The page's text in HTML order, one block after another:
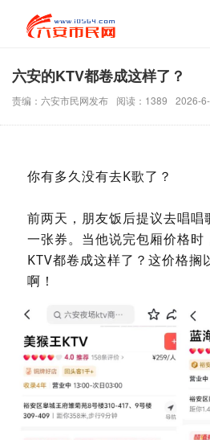
六安的KTV都卷成这样了？
责编：六安市民网发布 阅读：1389 2026-
你有多久没有去K歌了？
前两天，朋友饭后提议去唱唱
一张券。当他说完包厢价格时
KTV都卷成这样了？这价格搁
啊！